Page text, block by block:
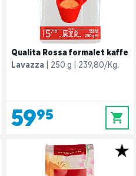
Qualita Rossa formalet kaffe
Lavazza
250 g 239,80/Kg.
59,95 0